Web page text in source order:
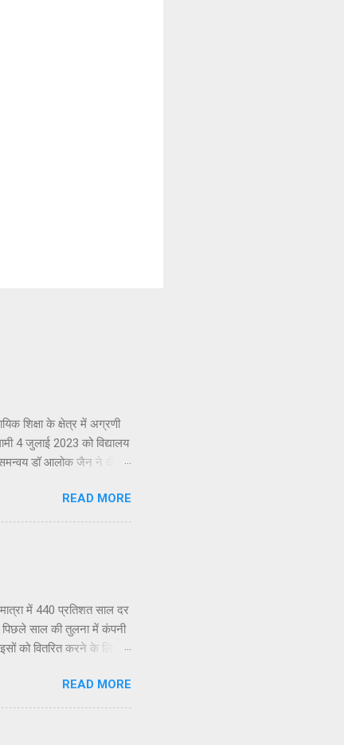
शिक्षा के क्षेत्र में अग्रणी
4 जुलाई 2023 को विद्यालय
डॉ आलोक जैन ने दी।
बताया की इस बार पूरा
का जन्म 31 मार्च 1923
उत्तर प्रदेश की
(गोयल) के पिता
READ MORE
में 440 प्रतिशत साल दर
साल की तुलना में कंपनी
को वितरित करने के लिए
में आईकू जेड7 की बिक्री में 12
चीफ एग्जीक्यूटिव ऑफिसर,
वृद्धि और उत्साहजनक
READ MORE